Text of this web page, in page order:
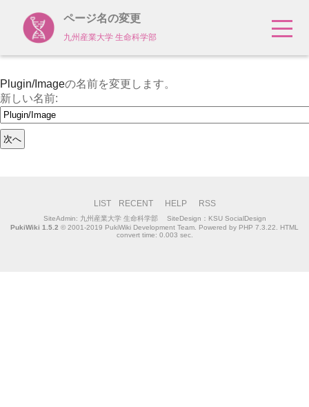
ページ名の変更
九州産業大学 生命科学部
Plugin/Imageの名前を変更します。
新しい名前:
LIST RECENT HELP RSS
SiteAdmin: 九州産業大学 生命科学部SiteDesign：KSU SocialDesign
PukiWiki 1.5.2 © 2001-2019 PukiWiki Development Team . Powered by PHP 7.3.22. HTML
convert time: 0.003 sec.